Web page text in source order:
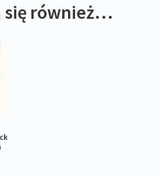
się również…